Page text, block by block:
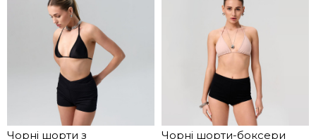
Чорні шорти з
Чорні шорти-боксери